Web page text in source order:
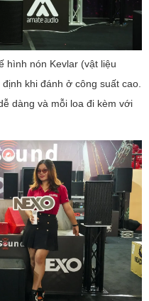
hình nón Kevlar (vật liệu
khi đánh ở công suất cao.
dàng và mỗi loa đi kèm với